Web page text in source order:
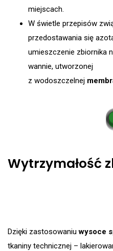
miejscach.
W świetle przepisów
przedostawania się
umieszczenie zbiornika
wannie, utworzonej
z wodoszczelnej
Wytrzymałość
Dzięki zastosowaniuwysoce
tkaniny technicznej –